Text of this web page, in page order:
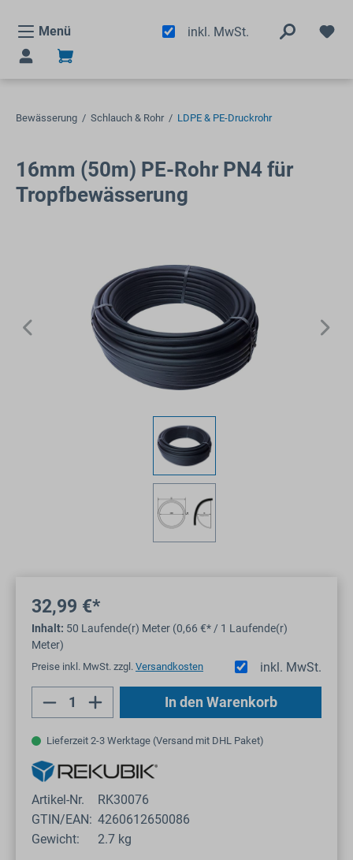
Menü
inkl. MwSt.
Bewässerung / Schlauch & Rohr / LDPE & PE-Druckrohr
16mm (50m) PE-Rohr PN4 für
Tropfbewässerung
32,99 €*
Inhalt: 50 Laufende(r) Meter (0,66 €* / 1 Laufende(r)
Meter)
inkl. MwSt.
Preise inkl. MwSt. zzgl. Versandkosten
Produkt Anzahl: Gib den gewünschten
In den Warenkorb
Lieferzeit 2-3 Werktage (Versand mit DHL Paket)
Artikel-Nr.
RK30076
GTIN/EAN: 4260612650086
Gewicht:
2.7 kg